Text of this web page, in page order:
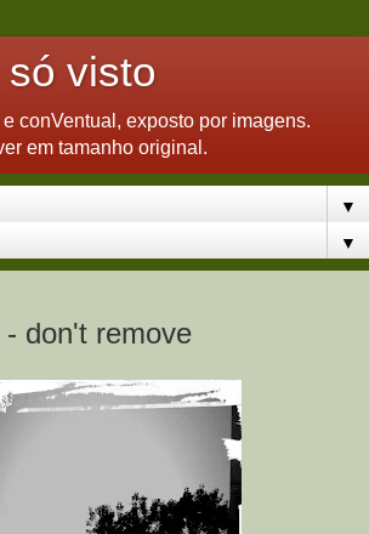
visto
conVentual, exposto por imagens.
em tamanho original.
▼
▼
don't remove